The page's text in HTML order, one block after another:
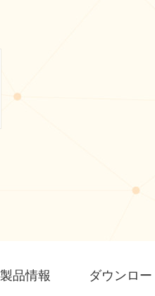
製品情報 ダウンロ